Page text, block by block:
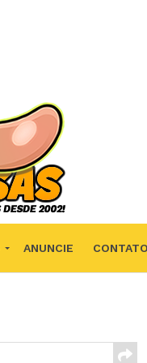
ANUNCIE CONTATO